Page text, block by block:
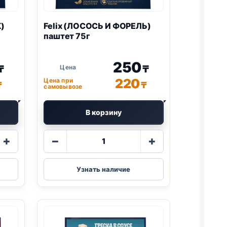
+
Felix(ЛОСОСЬ И ФОРЕЛЬ)
паштет 75г
250₸
Цена при
самовывозе
220₸
В корзину
−
товара
Felix
(ЛОСОСЬ
ФОРЕЛЬ)
паштет
+
Узнать наличие